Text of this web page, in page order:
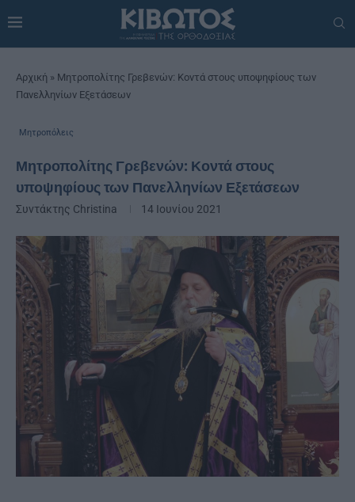
Αρχική » Μητροπολίτης Γρεβενών: Κοντά στους υποψηφίους των
Πανελληνίων Εξετάσεων
Μητροπόλεις
Μητροπολίτης Γρεβενών: Κοντά στους
υποψηφίους των Πανελληνίων Εξετάσεων
Συντάκτης Christina 14 Ιουνίου 2021